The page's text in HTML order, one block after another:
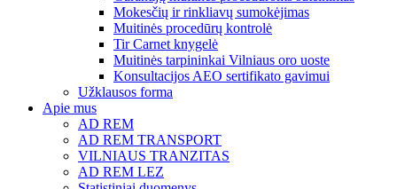
Mokesčių ir rinkliavų sumokėjimas
Muitinės procedūrų kontrolė
Tir Carnet knygelė
Muitinės tarpininkai Vilniaus oro uoste
Konsultacijos AEO sertifikato gavimui
Užklausos forma
Apie mus
AD REM
AD REM TRANSPORT
VILNIAUS TRANZITAS
AD REM LEZ